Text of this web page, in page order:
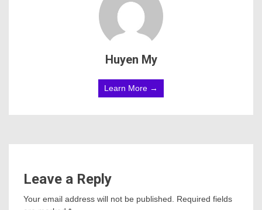
Huyen My
Learn More →
Leave a Reply
Your email address will not be published. Required fields